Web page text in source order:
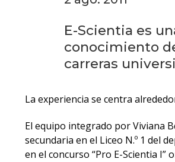
E-Scientia es
conocimiento
carreras
La experiencia se centra
El equipo integrado por Viviana
secundaria en el Liceo N.º 1 del
en el concurso “Pro E-Scientia